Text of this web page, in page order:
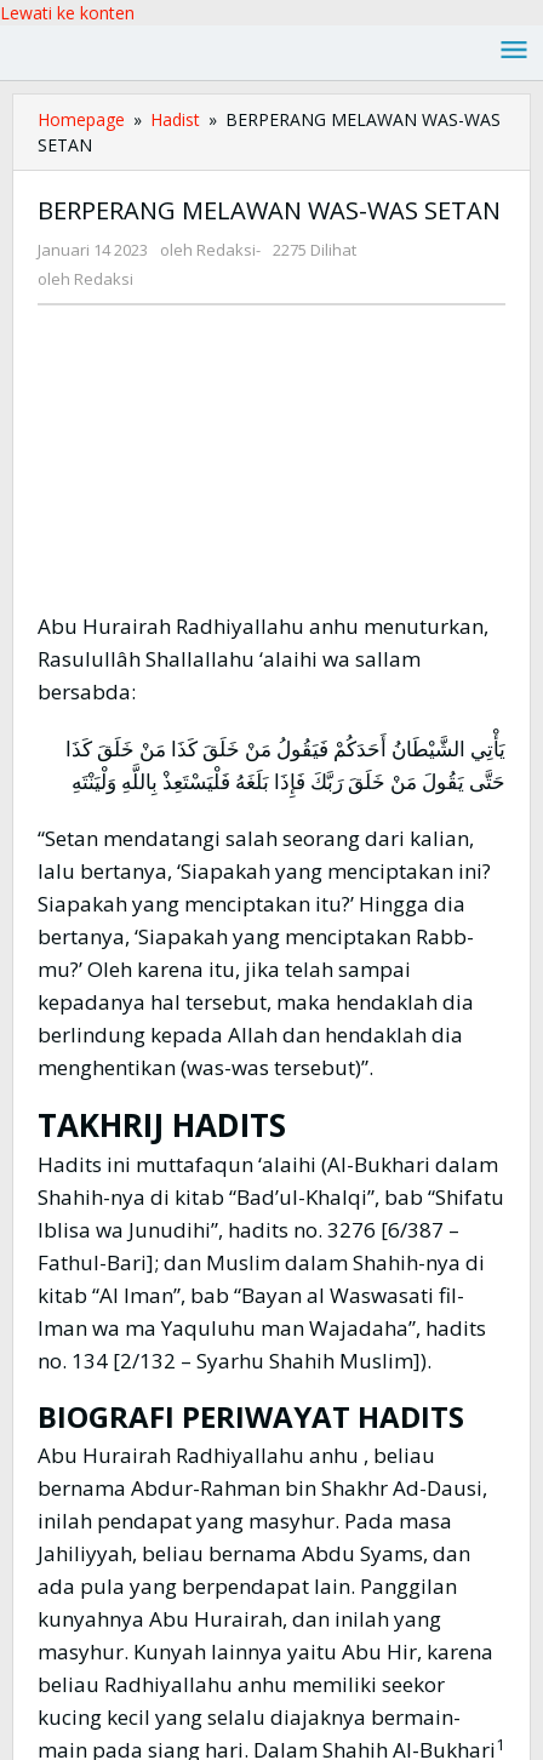
Lewati ke konten
Homepage » Hadist » BERPERANG MELAWAN WAS-WAS
SETAN
BERPERANG MELAWAN WAS-WAS SETAN
Januari 14 2023 oleh Redaksi- 2275 Dilihat
oleh Redaksi
Abu Hurairah Radhiyallahu anhu menuturkan,
Rasulullâh Shallallahu ‘alaihi wa sallam
bersabda:
يَأْتِي الشَّيْطَانُ أَحَدَكُمْ فَيَقُولُ مَنْ خَلَقَ كَذَا مَنْ خَلَقَ كَذَا
حَتَّى يَقُولَ مَنْ خَلَقَ رَبَّكَ فَإِذَا بَلَغَهُ فَلْيَسْتَعِذْ بِاللَّهِ وَلْيَنْتَهِ
“Setan mendatangi salah seorang dari kalian,
lalu bertanya, ‘Siapakah yang menciptakan ini?
Siapakah yang menciptakan itu?’ Hingga dia
bertanya, ‘Siapakah yang menciptakan Rabb-
mu?’ Oleh karena itu, jika telah sampai
kepadanya hal tersebut, maka hendaklah dia
berlindung kepada Allah dan hendaklah dia
menghentikan (was-was tersebut)”.
TAKHRIJ HADITS
Hadits ini muttafaqun ‘alaihi (Al-Bukhari dalam
Shahih-nya di kitab “Bad’ul-Khalqi”, bab “Shifatu
Iblisa wa Junudihi”, hadits no. 3276 [6/387 –
Fathul-Bari]; dan Muslim dalam Shahih-nya di
kitab “Al Iman”, bab “Bayan al Waswasati fil-
Iman wa ma Yaquluhu man Wajadaha”, hadits
no. 134 [2/132 – Syarhu Shahih Muslim]).
BIOGRAFI PERIWAYAT HADITS
Abu Hurairah Radhiyallahu anhu , beliau
bernama Abdur-Rahman bin Shakhr Ad-Dausi,
inilah pendapat yang masyhur. Pada masa
Jahiliyyah, beliau bernama Abdu Syams, dan
ada pula yang berpendapat lain. Panggilan
kunyahnya Abu Hurairah, dan inilah yang
masyhur. Kunyah lainnya yaitu Abu Hir, karena
beliau Radhiyallahu anhu memiliki seekor
kucing kecil yang selalu diajaknya bermain-
main pada siang hari. Dalam Shahih Al-Bukhari1